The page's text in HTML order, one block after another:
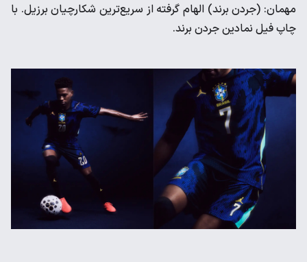
مهمان: (جردن برند) الهام گرفته از سریع‌ترین شکارچیان برزیل. با
چاپ فیل نمادین جردن برند.